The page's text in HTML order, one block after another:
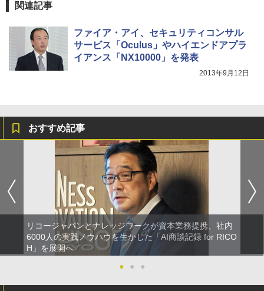
関連記事
ファイア・アイ、セキュリティコンサル
サービス「Oculus」やハイエンドアプラ
イアンス「NX10000」を発表
2013年9月12日
おすすめ記事
リコージャパンとナレッジワークが資本業務提携、社内
6000人の実践ノウハウを生かした「AI商談記録 for RICO
H」を展開へ
●
● ●